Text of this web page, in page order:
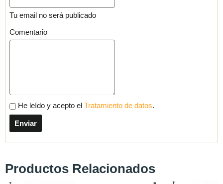
Tu email no será publicado
Comentario
He leído y acepto el Tratamiento de datos.
Productos Relacionados